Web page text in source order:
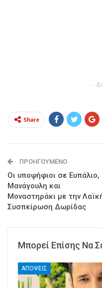
-
Share
ΠΡΟΗΓΟΎΜΕΝΟ
Οι υποψήφιοι σε Ευπάλιο,
Μανάγουλη και
Μοναστηράκι με την
Συσπείρωση Δωρίδας
Μπορεί Επίσης Να
ΑΠΟΨΕΙΣ